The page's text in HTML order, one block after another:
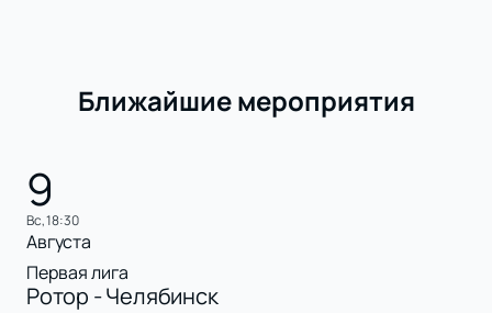
Ближайшие мероприятия
9
вс, 18:30
Августа
Первая лига
Ротор - Челябинск